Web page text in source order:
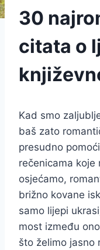
30
citata o
Kad smo
baš zato
presudno
rečenicama
osjećamo,
brižno kovane
samo lijepi
most između
što želimo jasno